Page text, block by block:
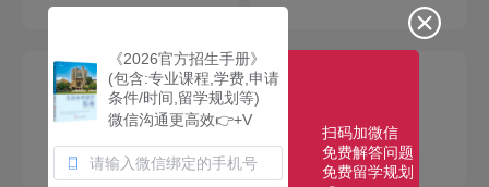
校园环境优美 社团活动多彩
《2026官方招生手册》
(包含:专业课程,学费,申请
条件/时间,留学规划等)
微信沟通更高效👉+V
扫码加微信
免费解答问题
免费留学规划